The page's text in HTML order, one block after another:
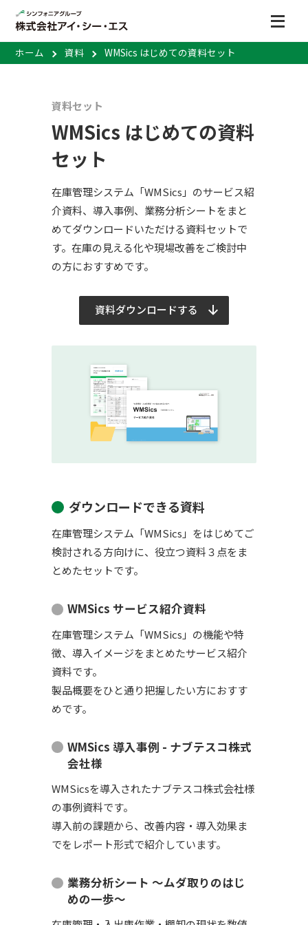
ホーム 資料 WMSics はじめての資料セット
資料セット
WMSics はじめての資料
セット
在庫管理システム「WMSics」のサービス紹
介資料、導入事例、業務分析シートをまと
めてダウンロードいただける資料セットで
す。在庫の見える化や現場改善をご検討中
の方におすすめです。
資料ダウンロードする
ダウンロードできる資料
在庫管理システム「WMSics」をはじめてご
検討される方向けに、役立つ資料３点をま
とめたセットです。
WMSics サービス紹介資料
在庫管理システム「WMSics」の機能や特
徴、導入イメージをまとめたサービス紹介
資料です。
製品概要をひと通り把握したい方におすす
めです。
WMSics 導入事例 - ナブテスコ株式
会社様
WMSicsを導入されたナブテスコ株式会社様
の事例資料です。
導入前の課題から、改善内容・導入効果ま
でをレポート形式で紹介しています。
業務分析シート ～ムダ取りのはじ
めの一歩～